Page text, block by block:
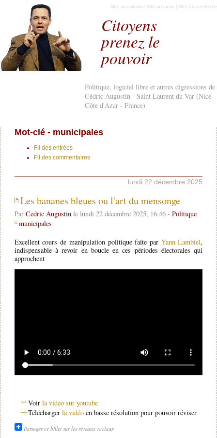
Citoyens
prenez le
pouvoir
Politique, logiciel libre et autres digressions de
Cédric Augustin - Saint Laurent du Var (Nice
Côte d'Azur - France)
Aller au contenu Aller au menu Aller à la recherche
Mot-clé - municipales
Fil des entrées
Fil des commentaires
lundi 22 décembre 2025
Les bananes bleues ou l'art du mensonge
Par Cedric Augustinle lundi 22 décembre 2025, 16:46 - Politique
municipales
Excellent cours de manipulation politique faite par Yann Lambiel,
indispensable à revoir en boucle en ces périodes électorales qui
approchent
Voirla vidéo sur youtube
Téléchargerla vidéo en basse résolution pour pouvoir réviser
Partager ce billet sur les réseaux sociaux